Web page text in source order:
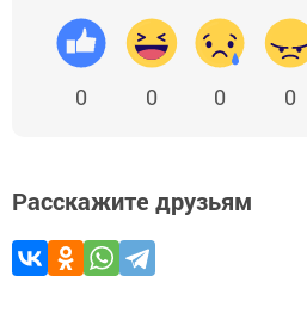
0 0 0 0
Расскажите друзьям